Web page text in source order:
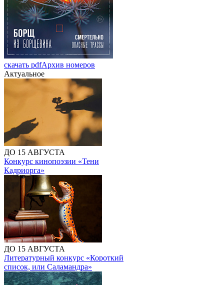
скачать pdfАрхив номеров
Актуальное
ДО 15 АВГУСТА
Конкурс кинопоэзии «Тени
Кадриорга»
ДО 15 АВГУСТА
Литературный конкурс «Короткий
список, или Саламандра»